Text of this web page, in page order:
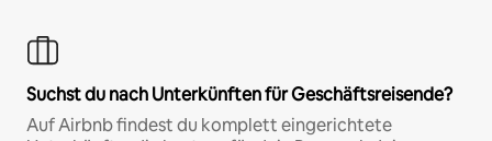
Suchst du nach Unterkünften für Geschäftsreisende?
Auf Airbnb findest du komplett eingerichtete